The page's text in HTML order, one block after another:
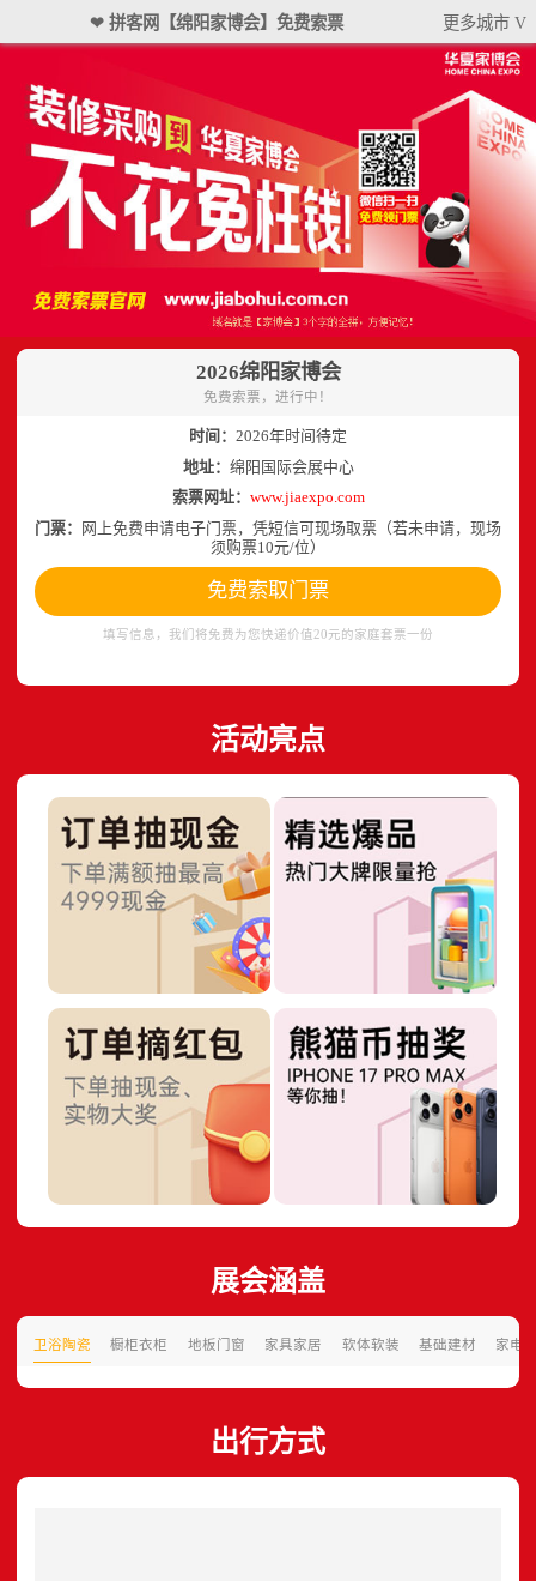
❤ 拼客网【绵阳家博会】免费索票 更多城市 V
2026绵阳家博会
免费索票，进行中！
时间： 2026年时间待定
地址： 绵阳国际会展中心
索票网址： www.jiaexpo.com
门票：
网上免费申请电子门票，凭短信可现场取票（若未申请，现场
须购票10元/位）
免费索取门票
填写信息，我们将免费为您快递价值20元的家庭套票一份
活动亮点
展会涵盖
卫浴陶瓷 橱柜衣柜 地板门窗 家具家居 软体软装 基础建材 家电
出行方式